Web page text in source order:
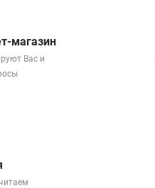
магазин
Вас и